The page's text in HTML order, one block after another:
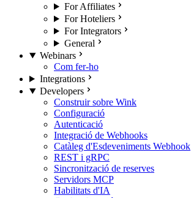
For Affiliates
For Hoteliers
For Integrators
General
Webinars
Com fer-ho
Integrations
Developers
Construir sobre Wink
Configuració
Autenticació
Integració de Webhooks
Catàleg d'Esdeveniments Webhook
REST i gRPC
Sincronització de reserves
Servidors MCP
Habilitats d'IA